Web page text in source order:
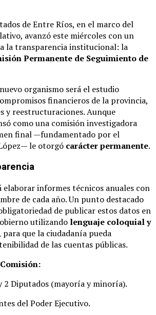
de Entre Ríos, en el marco del
avanzó este miércoles con un
la transparencia institucional: la
Permanente de Seguimiento de
organismo será el estudio
financieros de la provincia,
y reestructuraciones. Aunque
como una comisión investigadora
final —fundamentado por el
le otorgó carácter permanente.
elaborar informes técnicos anuales con
de cada año. Un punto destacado
de publicar estos datos en
utilizando lenguaje coloquial y
para que la ciudadanía pueda
de las cuentas públicas.
2 Diputados (mayoría y minoría).
del Poder Ejecutivo.